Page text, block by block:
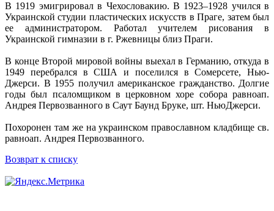
В 1919 эмигрировал в Чехословакию. В 1923–1928 учился в
Украинской студии пластических искусств в Праге, затем был
ее администратором. Работал учителем рисования в
Украинской гимназии в г. Ржевницы близ Праги.
В конце Второй мировой войны выехал в Германию, откуда в
1949 перебрался в США и поселился в Сомерсете, Нью-
Джерси. В 1955 получил американское гражданство. Долгие
годы был псаломщиком в церковном хоре собора равноап.
Андрея Первозванного в Саут Баунд Бруке, шт. НьюДжерси.
Похоронен там же на украинском православном кладбище св.
равноап. Андрея Первозванного.
Возврат к списку